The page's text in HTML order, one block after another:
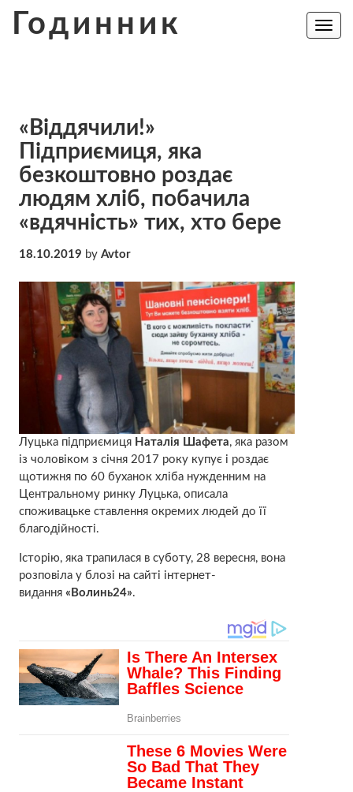
Годинник
Toggle
«Віддячили!»
Підприємиця, яка
безкоштовно роздає
людям хліб, побачила
«вдячність» тих, хто бере
18.10.2019 by Avtor
Луцька підприємиця Наталія Шафета, яка разом
із чоловіком з січня 2017 року купує і роздає
щотижня по 60 буханок хліба нужденним на
Центральному ринку Луцька, описала
споживацьке ставлення окремих людей до її
благодійності.
Історію, яка трапилася в суботу, 28 вересня, вона
розповіла у блозі на сайті інтернет-
видання «Волинь24».